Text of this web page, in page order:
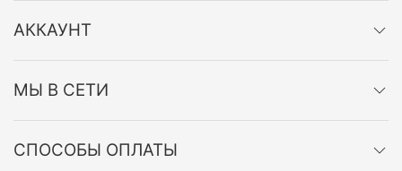
АККАУНТ
МЫ В СЕТИ
СПОСОБЫ ОПЛАТЫ